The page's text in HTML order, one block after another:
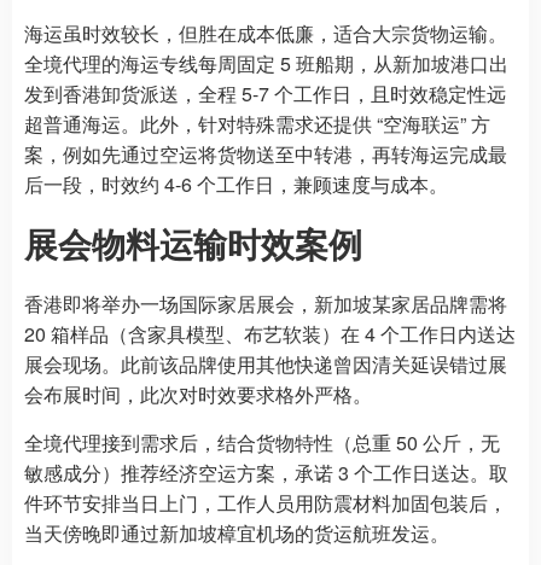
海运虽时效较长，但胜在成本低廉，适合大宗货物运输。
全境代理的海运专线每周固定 5 班船期，从新加坡港口出
发到香港卸货派送，全程 5-7 个工作日，且时效稳定性远
超普通海运。此外，针对特殊需求还提供 “空海联运” 方
案，例如先通过空运将货物送至中转港，再转海运完成最
后一段，时效约 4-6 个工作日，兼顾速度与成本。
展会物料运输时效案例
香港即将举办一场国际家居展会，新加坡某家居品牌需将
20 箱样品（含家具模型、布艺软装）在 4 个工作日内送达
展会现场。此前该品牌使用其他快递曾因清关延误错过展
会布展时间，此次对时效要求格外严格。
全境代理接到需求后，结合货物特性（总重 50 公斤，无
敏感成分）推荐经济空运方案，承诺 3 个工作日送达。取
件环节安排当日上门，工作人员用防震材料加固包装后，
当天傍晚即通过新加坡樟宜机场的货运航班发运。